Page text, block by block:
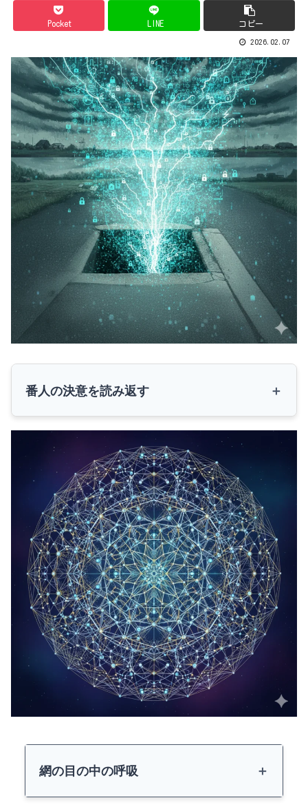
Pocket LINE コピー
2026.02.07
番人の決意を読み返す
網の目の中の呼吸